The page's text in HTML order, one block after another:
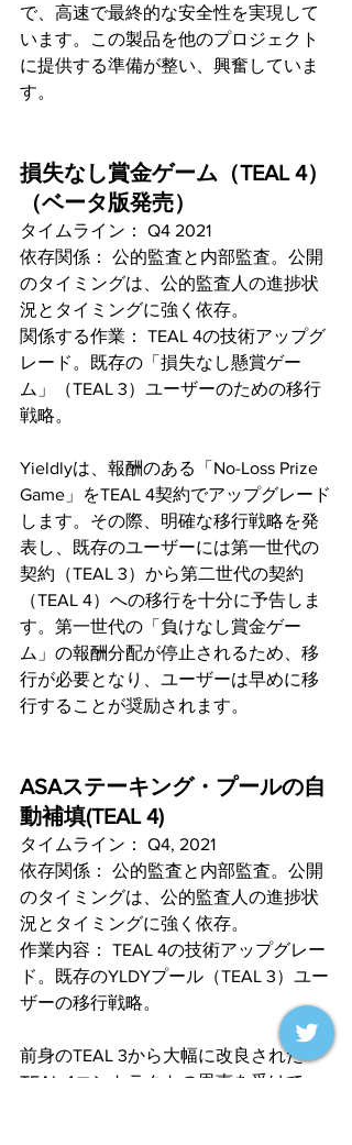
で、高速で最終的な安全性を実現して
います。この製品を他のプロジェクト
に提供する準備が整い、興奮していま
す。
損失なし賞金ゲーム（TEAL 4）
（ベータ版発売）
タイムライン： Q4 2021
依存関係： 公的監査と内部監査。公開
のタイミングは、公的監査人の進捗状
況とタイミングに強く依存。
関係する作業： TEAL 4の技術アップグ
レード。既存の「損失なし懸賞ゲー
ム」（TEAL 3）ユーザーのための移行
戦略。
Yieldlyは、報酬のある「No-Loss Prize
Game」をTEAL 4契約でアップグレード
します。その際、明確な移行戦略を発
表し、既存のユーザーには第一世代の
契約（TEAL 3）から第二世代の契約
（TEAL 4）への移行を十分に予告しま
す。第一世代の「負けなし賞金ゲー
ム」の報酬分配が停止されるため、移
行が必要となり、ユーザーは早めに移
行することが奨励されます。
ASAステーキング・プールの自
動補填(TEAL 4)
タイムライン： Q4, 2021
依存関係： 公的監査と内部監査。公開
のタイミングは、公的監査人の進捗状
況とタイミングに強く依存。
作業内容： TEAL 4の技術アップグレー
ド。既存のYLDYプール（TEAL 3）ユー
ザーの移行戦略。
前身のTEAL 3から大幅に改良された
TEAL 4コントラクトの恩恵を受けて、